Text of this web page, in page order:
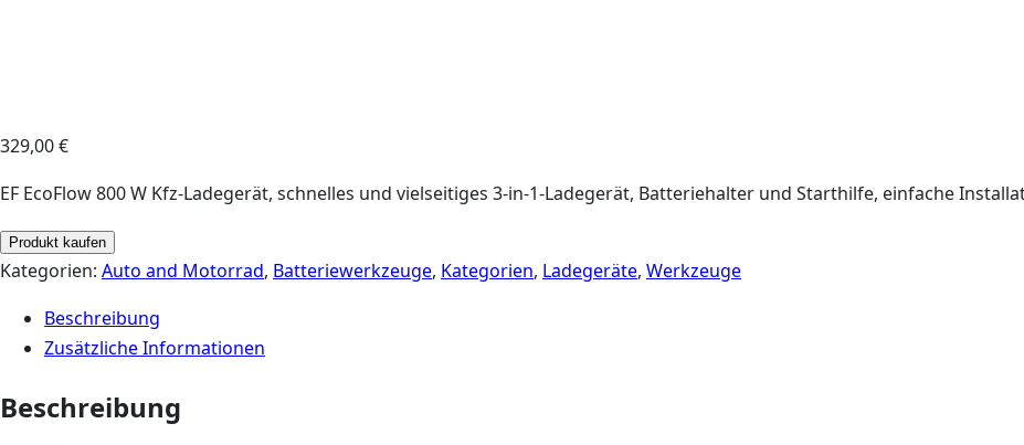
329,00€
EF EcoFlow 800 W Kfz-Ladegerät, schnelles und vielseitiges 3-in-1-Ladegerät, Batteriehalter und Starthilfe, einfache
Produkt kaufen
Kategorien: Auto and Motorrad, Batteriewerkzeuge, Kategorien, Ladegeräte, Werkzeuge
Beschreibung
Zusätzliche Informationen
Beschreibung